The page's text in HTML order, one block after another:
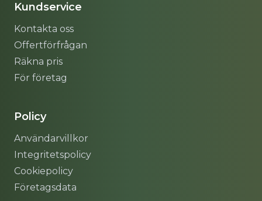
Kundservice
Kontakta oss
Offertförfrågan
Räkna pris
För företag
Policy
Användarvillkor
Integritetspolicy
Cookiepolicy
Företagsdata